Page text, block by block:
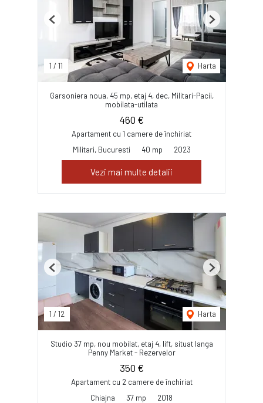
1 / 11 Harta
Previous Next
Garsoniera noua, 45 mp, etaj 4, dec, Militari-Pacii,
mobilata-utilata
460 €
Apartament cu 1 camere de închiriat
Militari, Bucuresti
40 mp 2023
Vezi mai multe detalii
1 / 12 Harta
Previous Next
Studio 37 mp, nou mobilat, etaj 4, lift, situat langa
Penny Market - Rezervelor
350 €
Apartament cu 2 camere de închiriat
Chiajna
37 mp 2018